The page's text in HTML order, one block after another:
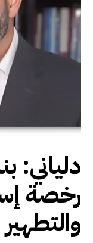
دلياني:
رخصة
والتطهير